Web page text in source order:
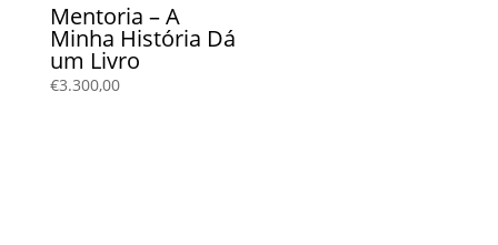
Mentoria – A
Minha História Dá
um Livro
€3.300,00